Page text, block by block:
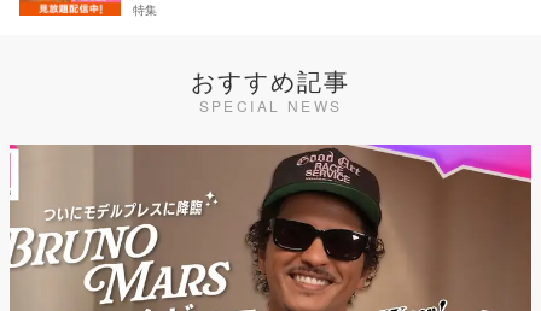
特集
おすすめ記事
SPECIAL NEWS